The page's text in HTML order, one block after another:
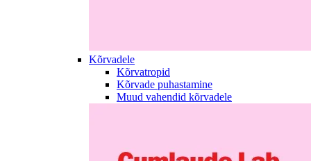
Kõrvadele
Kõrvatropid
Kõrvade puhastamine
Muud vahendid kõrvadele